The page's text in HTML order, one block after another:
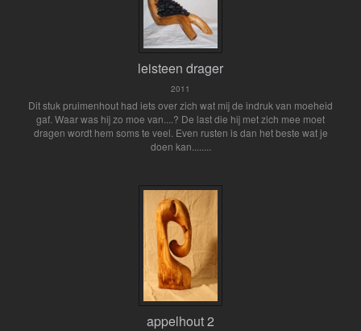
leisteen drager
2011
Dit stuk pruimenhout had iets over zich wat mij de indruk van moeheid
gaf. Waar was hij zo moe van....? De last die hij met zich mee moet
dragen wordt hem soms te veel. Even rusten is dan het beste wat je
doen kan........
appelhout 2